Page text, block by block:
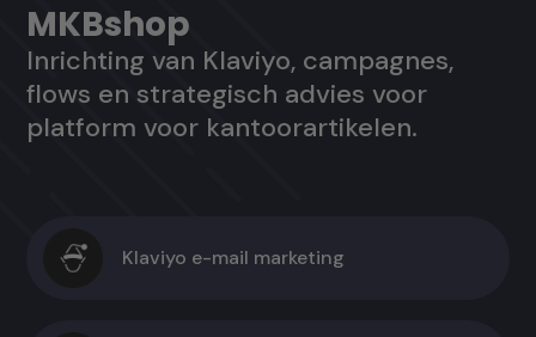
MKBshop
Inrichting van Klaviyo, campagnes,
flows en strategisch advies voor
platform voor kantoorartikelen.
Klaviyo e-mail marketing